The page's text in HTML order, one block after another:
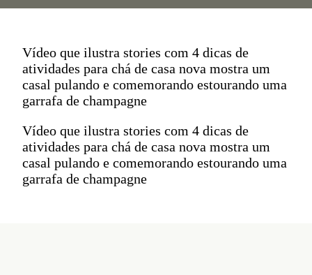
Vídeo que ilustra stories com 4 dicas de
atividades para chá de casa nova mostra um
casal pulando e comemorando estourando uma
garrafa de champagne
Vídeo que ilustra stories com 4 dicas de
atividades para chá de casa nova mostra um
casal pulando e comemorando estourando uma
garrafa de champagne